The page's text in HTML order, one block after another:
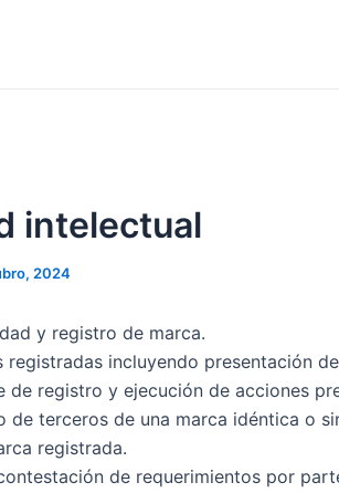
intelectual
2024
y registro de marca.
registradas incluyendo presentación
de registro y ejecución de acciones
de terceros de una marca idéntica o
registrada.
de requerimientos por